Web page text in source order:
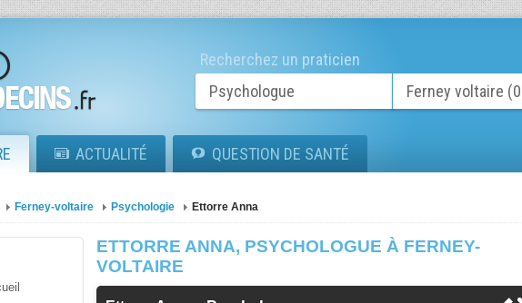
Recherchez un praticien
ACTUALITÉ QUESTION DE SANTÉ
Ferney-voltaire Psychologie Ettorre Anna
ETTORRE ANNA, PSYCHOLOGUE À FERNEY-
VOLTAIRE